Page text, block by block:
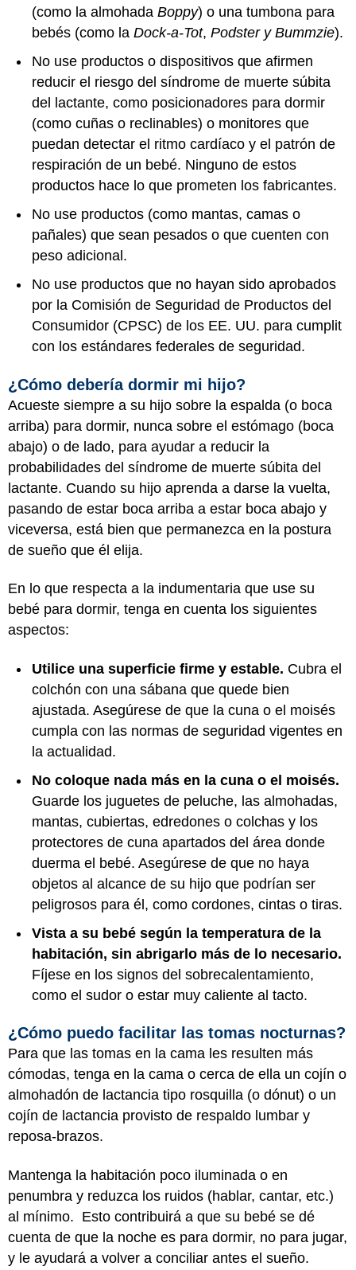
(como la almohada Boppy) o una tumbona para
bebés (como la Dock-a-Tot, Podster y Bummzie).
No use productos o dispositivos que afirmen
reducir el riesgo del síndrome de muerte súbita
del lactante, como posicionadores para dormir
(como cuñas o reclinables) o monitores que
puedan detectar el ritmo cardíaco y el patrón de
respiración de un bebé. Ninguno de estos
productos hace lo que prometen los fabricantes.
No use productos (como mantas, camas o
pañales) que sean pesados o que cuenten con
peso adicional.
No use productos que no hayan sido aprobados
por la Comisión de Seguridad de Productos del
Consumidor (CPSC) de los EE. UU. para cumplit
con los estándares federales de seguridad.
¿Cómo debería dormir mi hijo?
Acueste siempre a su hijo sobre la espalda (o boca
arriba) para dormir, nunca sobre el estómago (boca
abajo) o de lado, para ayudar a reducir la
probabilidades del síndrome de muerte súbita del
lactante. Cuando su hijo aprenda a darse la vuelta,
pasando de estar boca arriba a estar boca abajo y
viceversa, está bien que permanezca en la postura
de sueño que él elija.
En lo que respecta a la indumentaria que use su
bebé para dormir, tenga en cuenta los siguientes
aspectos:
Utilice una superficie firme y estable. Cubra el
colchón con una sábana que quede bien
ajustada. Asegúrese de que la cuna o el moisés
cumpla con las normas de seguridad vigentes en
la actualidad.
No coloque nada más en la cuna o el moisés.
Guarde los juguetes de peluche, las almohadas,
mantas, cubiertas, edredones o colchas y los
protectores de cuna apartados del área donde
duerma el bebé. Asegúrese de que no haya
objetos al alcance de su hijo que podrían ser
peligrosos para él, como cordones, cintas o tiras.
Vista a su bebé según la temperatura de la
habitación, sin abrigarlo más de lo necesario.
Fíjese en los signos del sobrecalentamiento,
como el sudor o estar muy caliente al tacto.
¿Cómo puedo facilitar las tomas nocturnas?
Para que las tomas en la cama les resulten más
cómodas, tenga en la cama o cerca de ella un cojín o
almohadón de lactancia tipo rosquilla (o dónut) o un
cojín de lactancia provisto de respaldo lumbar y
reposa-brazos.
Mantenga la habitación poco iluminada o en
penumbra y reduzca los ruidos (hablar, cantar, etc.)
al mínimo. Esto contribuirá a que su bebé se dé
cuenta de que la noche es para dormir, no para jugar,
y le ayudará a volver a conciliar antes el sueño.